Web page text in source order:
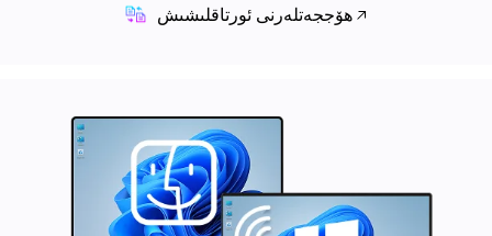
ھۆججەتلەرنى ئورتاقلىشىش